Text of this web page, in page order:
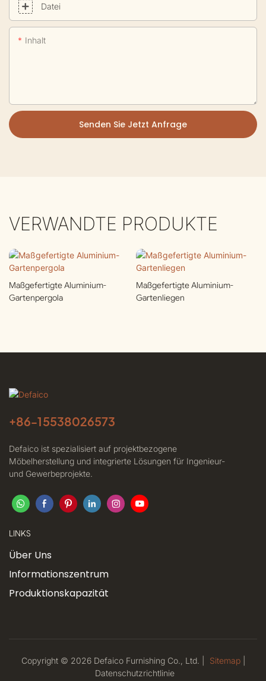
Datei
Inhalt
Senden Sie Jetzt Anfrage
VERWANDTE PRODUKTE
Maßgefertigte Aluminium-
Gartenpergola
Maßgefertigte Aluminium-
Gartenliegen
+86-15538026573
Defaico ist spezialisiert auf projektbezogene
Möbelherstellung und integrierte Lösungen für Ingenieur-
und Gewerbeprojekte.
LINKS
Über Uns
Informationszentrum
Produktionskapazität
Copyright © 2026 Defaico Furnishing Co., Ltd. | Sitemap
Datenschutzrichtlinie